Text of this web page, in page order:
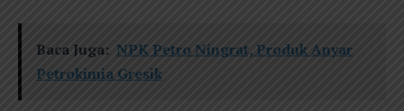
Baca Juga: NPK Petro Ningrat, Produk Anyar
Petrokimia Gresik